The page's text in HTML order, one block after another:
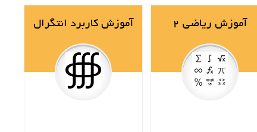
آموزش ریاضی 2 آموزش کاربرد انتگرال